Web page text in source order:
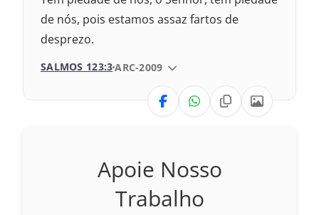
Nova Versão Internacional
2017 – Nova Almeida Atualizada
2009 – Almeida Revisada e Corrigida
1969 – Almeida Revisada e Corrigida
de nós, pois estamos assaz fartos de
desprezo.
SALMOS 123:3 VERSÃO DA BÍBLIA
ARC-2009
VERSÃO
Nova Versão Internacional
2017 – Nova Almeida Atualizada
Apoie Nosso
Trabalho